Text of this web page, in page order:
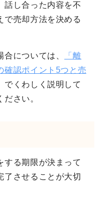
話し合った内容を不
で売却方法を決める
については、
「離
確認ポイント5つと売
でくわしく説明して
さい。
する期限が決まって
了させることが大切